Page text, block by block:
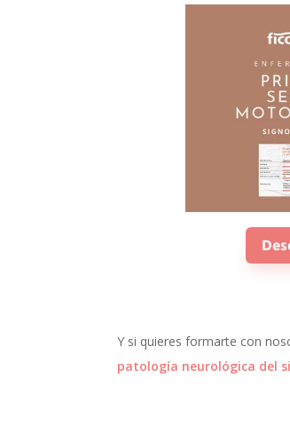
Y si quieres formarte con
patología neurológica del